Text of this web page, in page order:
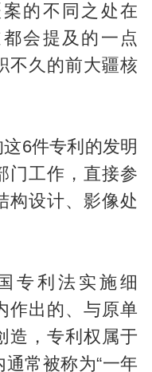
的不同之处在
会提及的一点
不久的前大疆核
6件专利的发明
门工作，直接参
构设计、影像处
专利法实施细
作出的、与原单
造，专利权属于
常被称为“一年